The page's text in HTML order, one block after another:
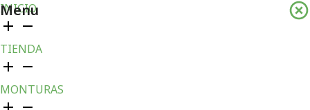
Menu
INICIO
TIENDA
MONTURAS